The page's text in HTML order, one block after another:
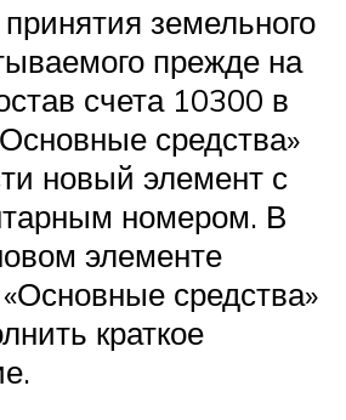
земельного
прежде на
счета 10300 в
средства»
новый элемент с
номером. В
элементе
средства»
краткое